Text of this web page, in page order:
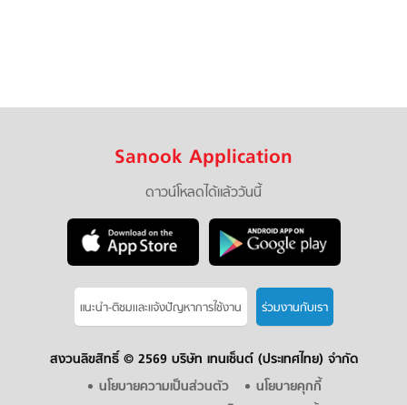
Sanook Application
ดาวน์โหลดได้แล้ววันนี้
แนะนำ-ติชมเเละแจ้งปัญหาการใช้งาน ร่วมงานกับเรา
สงวนลิขสิทธิ์ © 2569 บริษัท เทนเซ็นต์ (ประเทศไทย) จำกัด
นโยบายความเป็นส่วนตัว
นโยบายคุกกี้